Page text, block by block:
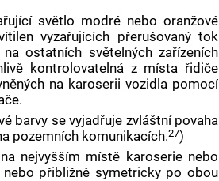
světlo modré nebo oranžové
vyzařujících přerušovaný tok
ostatních světelných zařízeních
kontrolovatelná z místa řidiče
na karoserii vozidla pomocí
barvy se vyjadřuje zvláštní povaha
pozemních komunikacích.27)
nejvyšším místě karoserie nebo
přibližně symetricky po obou